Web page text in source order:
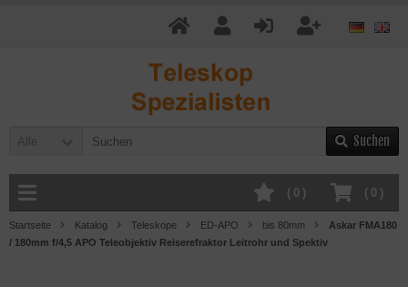
Alle Suchen
( 0 )
( 0 )
Startseite Katalog Teleskope ED-APO bis 80mm
Askar FMA180
/ 180mm f/4,5 APO Teleobjektiv Reiserefraktor Leitrohr und Spektiv